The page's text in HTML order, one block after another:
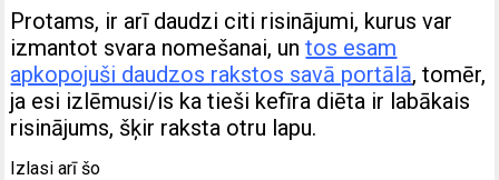
Protams, ir arī daudzi citi risinājumi, kurus var
izmantot svara nomešanai, untos esam
apkopojuši daudzos rakstos savā portālā, tomēr,
ja esi izlēmusi/is ka tieši kefīra diēta ir labākais
risinājums, šķir raksta otru lapu.
Izlasi arī šo